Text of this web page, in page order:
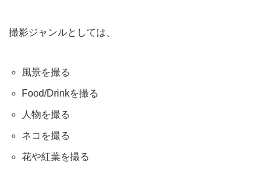
撮影ジャンルとしては、
風景を撮る
Food/Drinkを撮る
人物を撮る
ネコを撮る
花や紅葉を撮る